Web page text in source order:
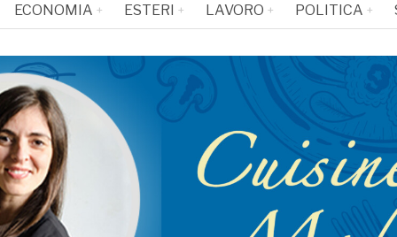
ECONOMIA ESTERI LAVORO POLITICA